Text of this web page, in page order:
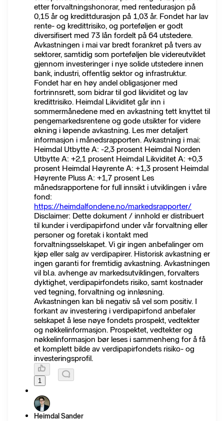
etter forvaltningshonorar, med rentedurasjon på
0,15 år og kredittdurasjon på 1,03 år. Fondet har lav
rente- og kredittrisiko, og porteføljen er godt
diversifisert med 73 lån fordelt på 64 utstedere.
Avkastningen i mai var bredt forankret på tvers av
sektorer, samtidig som porteføljen ble videreutviklet
gjennom investeringer i nye solide utstedere innen
bank, industri, offentlig sektor og infrastruktur.
Fondet har en høy andel obligasjoner med
fortrinnsrett, som bidrar til god likviditet og lav
kredittrisiko. Heimdal Likviditet går inn i
sommermånedene med en avkastning tett knyttet til
pengemarkedsrentene og gode utsikter for videre
økning i løpende avkastning. Les mer detaljert
informasjon i månedsrapporten. Avkastning i mai:
Heimdal Utbytte A: -2,3 prosent Heimdal Norden
Utbytte A: +2,1 prosent Heimdal Likviditet A: +0,3
prosent Heimdal Høyrente A: +1,3 prosent Heimdal
Høyrente Pluss A: +1,7 prosent Les
månedsrapportene for full innsikt i utviklingen i våre
fond:
https://heimdalfondene.no/markedsrapporter/
Disclaimer: Dette dokument / innhold er distribuert
til kunder i verdipapirfond under vår forvaltning eller
personer og foretak i kontakt med
forvaltningsselskapet. Vi gir ingen anbefalinger om
kjøp eller salg av verdipapirer. Historisk avkastning er
ingen garanti for fremtidig avkastning. Avkastningen
vil bl.a. avhenge av markedsutviklingen, forvalters
dyktighet, verdipapirfondets risiko, samt kostnader
ved tegning, forvaltning og innløsning.
Avkastningen kan bli negativ så vel som positiv. I
forkant av investering i verdipapirfond anbefaler
selskapet å lese nøye fondets prospekt, vedtekter
og nøkkelinformasjon. Prospektet, vedtekter og
nøkkelinformasjon bør leses i sammenheng for å få
et komplett bilde av verdipapirfondets risiko- og
investeringsprofil.
1
Heimdal Sander